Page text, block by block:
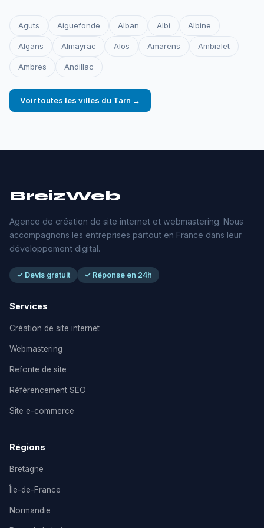
Aguts Aiguefonde Alban Albi Albine
Algans Almayrac Alos Amarens Ambialet
Ambres Andillac
Voir toutes les villes du Tarn →
BreizWeb
Agence de création de site internet et webmastering. Nous
accompagnons les entreprises partout en France dans leur
développement digital.
✓ Devis gratuit ✓ Réponse en 24h
Services
Création de site internet
Webmastering
Refonte de site
Référencement SEO
Site e-commerce
Régions
Bretagne
Île-de-France
Normandie